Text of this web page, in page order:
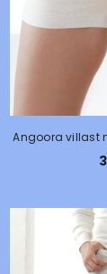
Angoora villast